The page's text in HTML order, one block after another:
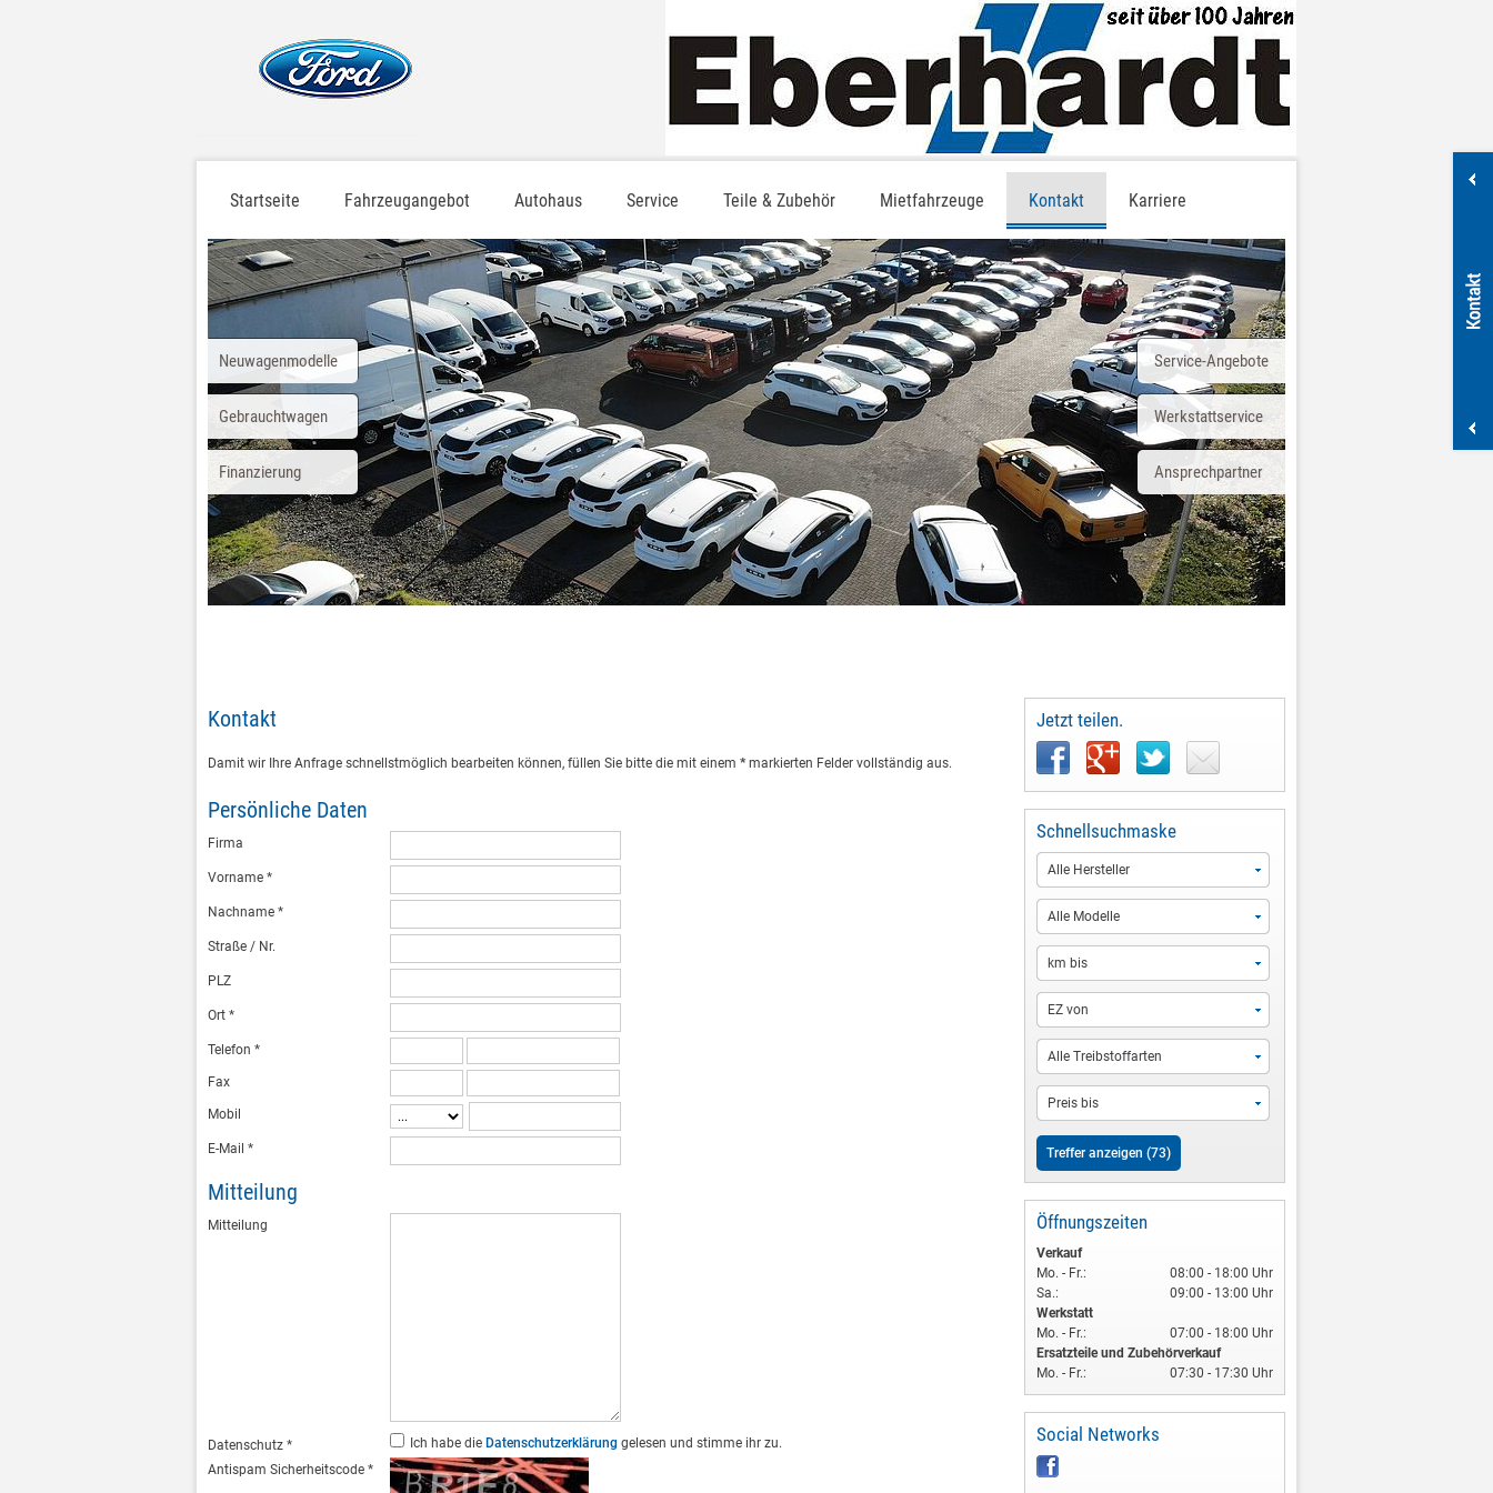
Startseite Fahrzeugangebot Autohaus Service Teile & Zubehör Mietfahrzeuge Kontakt Karriere
Neuwagenmodelle
Gebrauchtwagen
Finanzierung
Service-Angebote
Werkstattservice
Ansprechpartner
Kontakt
Damit wir Ihre Anfrage schnellstmöglich bearbeiten können, füllen Sie bitte die mit einem *markierten Felder vollständig aus.
Persönliche Daten
Firma
Vorname *
Nachname *
Straße / Nr.
PLZ
Ort *
Telefon *
Fax
Mobil
E-Mail *
Mitteilung
Mitteilung
Datenschutz * Ich habe die Datenschutzerklärung gelesen und stimme ihr zu.
Antispam Sicherheitscode *
Jetzt teilen.
Schnellsuchmaske
Alle Hersteller
Alle Modelle
km bis
EZ von
Alle Treibstoffarten
Preis bis
Öffnungszeiten
Verkauf
Mo. - Fr.:
08:00 - 18:00 Uhr
Sa.:
09:00 - 13:00 Uhr
Werkstatt
Mo. - Fr.:
07:00 - 18:00 Uhr
Ersatzteile und Zubehörverkauf
Mo. - Fr.:
07:30 - 17:30 Uhr
Social Networks